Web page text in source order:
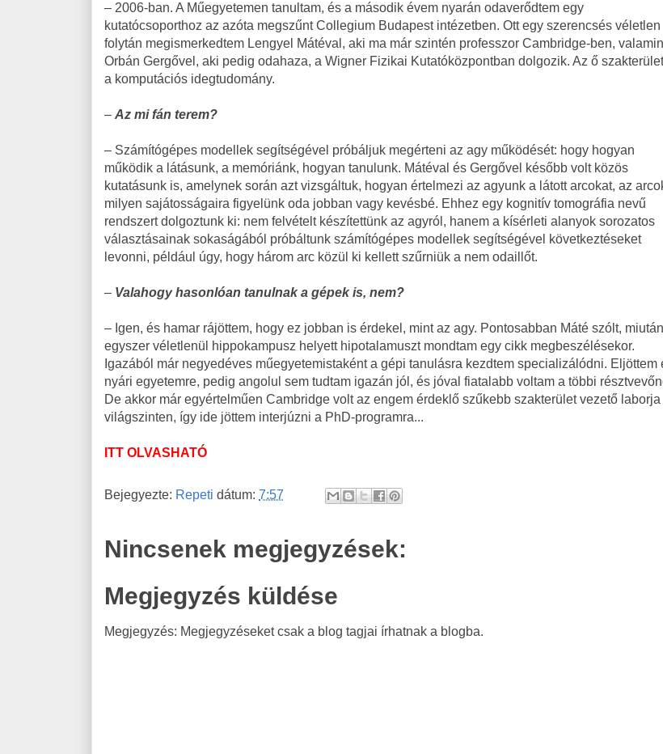
– 2006-ban. A Műegyetemen tanultam, és a második évem nyarán odaverődtem egy
kutatócsoporthoz az azóta megszűnt Collegium Budapest intézetben. Ott egy szerencsés véletlen
folytán megismerkedtem Lengyel Mátéval, aki ma már szintén professzor Cambridge-ben,
Orbán Gergővel, aki pedig odahaza, a Wigner Fizikai Kutatóközpontban dolgozik. Az ő
a komputációs idegtudomány.
– Az mi fán terem?
– Számítógépes modellek segítségével próbáljuk megérteni az agy működését: hogy hogyan
működik a látásunk, a memóriánk, hogyan tanulunk. Mátéval és Gergővel később volt közös
kutatásunk is, amelynek során azt vizsgáltuk, hogyan értelmezi az agyunk a látott arcokat, az
milyen sajátosságaira figyelünk oda jobban vagy kevésbé. Ehhez egy kognitív tomográfia nevű
rendszert dolgoztunk ki: nem felvételt készítettünk az agyról, hanem a kísérleti alanyok sorozatos
választásainak sokaságából próbáltunk számítógépes modellek segítségével következtéseket
levonni, például úgy, hogy három arc közül ki kellett szűrniük a nem odaillőt.
– Valahogy hasonlóan tanulnak a gépek is, nem?
– Igen, és hamar rájöttem, hogy ez jobban is érdekel, mint az agy. Pontosabban Máté szólt, miután
egyszer véletlenül hippokampusz helyett hipotalamuszt mondtam egy cikk megbeszélésekor.
Igazából már negyedéves műegyetemistaként a gépi tanulásra kezdtem specializálódni. Eljöttem
nyári egyetemre, pedig angolul sem tudtam igazán jól, és jóval fiatalabb voltam a többi
De akkor már egyértelműen Cambridge volt az engem érdeklő szűkebb szakterület vezető laborja
világszinten, így ide jöttem interjúzni a PhD-programra...
ITT OLVASHATÓ
Bejegyezte: Repeti dátum: 7:57
Nincsenek megjegyzések:
Megjegyzés küldése
Megjegyzés: Megjegyzéseket csak a blog tagjai írhatnak a blogba.